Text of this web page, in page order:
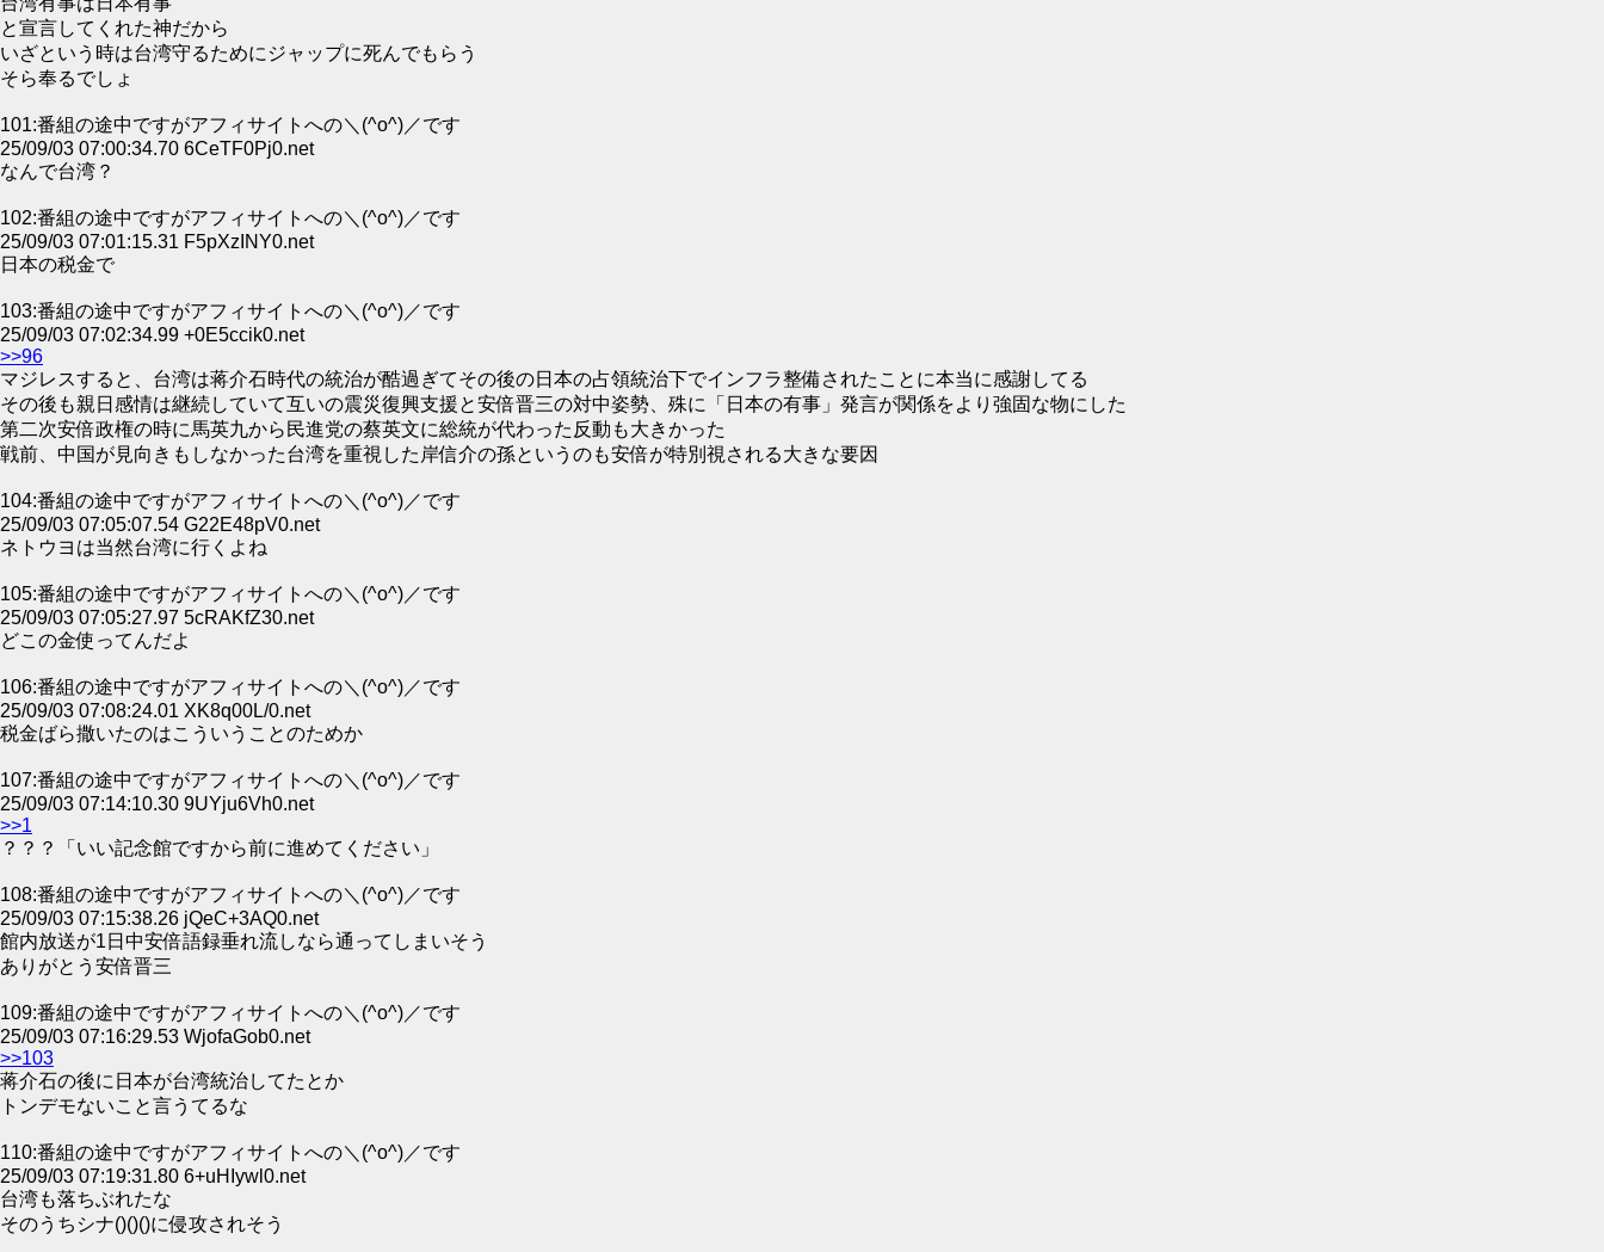
と宣言してくれた神だから
いざという時は台湾守るためにジャップに死んでもらう
そら奉るでしょ
101:番組の途中ですがアフィサイトへの＼(^o^)／です
25/09/03 07:00:34.70 6CeTF0Pj0.net
なんで台湾？
102:番組の途中ですがアフィサイトへの＼(^o^)／です
25/09/03 07:01:15.31 F5pXzINY0.net
日本の税金で
103:番組の途中ですがアフィサイトへの＼(^o^)／です
25/09/03 07:02:34.99 +0E5ccik0.net
>>96
マジレスすると、台湾は蒋介石時代の統治が酷過ぎてその後の日本の占領統治下でインフラ整備されたことに本当に感謝してる
その後も親日感情は継続していて互いの震災復興支援と安倍晋三の対中姿勢、殊に「日本の有事」発言が関係をより強固な物にした
第二次安倍政権の時に馬英九から民進党の蔡英文に総統が代わった反動も大きかった
戦前、中国が見向きもしなかった台湾を重視した岸信介の孫というのも安倍が特別視される大きな要因
104:番組の途中ですがアフィサイトへの＼(^o^)／です
25/09/03 07:05:07.54 G22E48pV0.net
ネトウヨは当然台湾に行くよね
105:番組の途中ですがアフィサイトへの＼(^o^)／です
25/09/03 07:05:27.97 5cRAKfZ30.net
どこの金使ってんだよ
106:番組の途中ですがアフィサイトへの＼(^o^)／です
25/09/03 07:08:24.01 XK8q00L/0.net
税金ばら撒いたのはこういうことのためか
107:番組の途中ですがアフィサイトへの＼(^o^)／です
25/09/03 07:14:10.30 9UYju6Vh0.net
>>1
？？？「いい記念館ですから前に進めてください」
108:番組の途中ですがアフィサイトへの＼(^o^)／です
25/09/03 07:15:38.26 jQeC+3AQ0.net
館内放送が1日中安倍語録垂れ流しなら通ってしまいそう
ありがとう安倍晋三
109:番組の途中ですがアフィサイトへの＼(^o^)／です
25/09/03 07:16:29.53 WjofaGob0.net
>>103
蒋介石の後に日本が台湾統治してたとか
トンデモないこと言うてるな
110:番組の途中ですがアフィサイトへの＼(^o^)／です
25/09/03 07:19:31.80 6+uHIywl0.net
台湾も落ちぶれたな
そのうちシナ()()()に侵攻されそう